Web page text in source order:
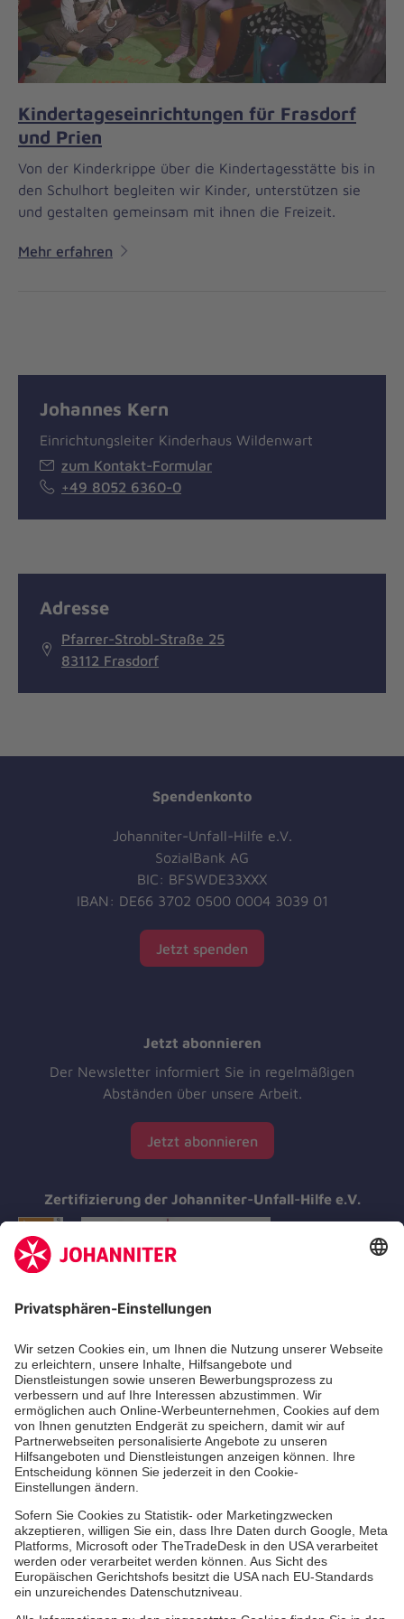
Kindertageseinrichtungen für Frasdorf
und Prien
Von der Kinderkrippe über die Kindertagesstätte bis in
den Schulhort begleiten wir Kinder, unterstützen sie
und gestalten gemeinsam mit ihnen die Freizeit.
Mehr erfahren
Johannes Kern
Einrichtungsleiter Kinderhaus Wildenwart
zum Kontakt-Formular
+49 8052 6360-0
Adresse
Pfarrer-Strobl-Straße 25
83112 Frasdorf
Spendenkonto
Johanniter-Unfall-Hilfe e.V.
SozialBank AG
BIC: BFSWDE33XXX
IBAN: DE66 3702 0500 0004 3039 01
Jetzt spenden
Jetzt abonnieren
Der Newsletter informiert Sie in regelmäßigen
Abständen über unsere Arbeit.
Jetzt abonnieren
Zertifizierung der Johanniter-Unfall-Hilfe e.V.
Aus- & Fortbildungen
Erste-Hilfe-Kurse
Jobs & Ehrenamt
Freiwilligendienst
Spendenprojekte
Johanniter-Jugend
Einrichtungen